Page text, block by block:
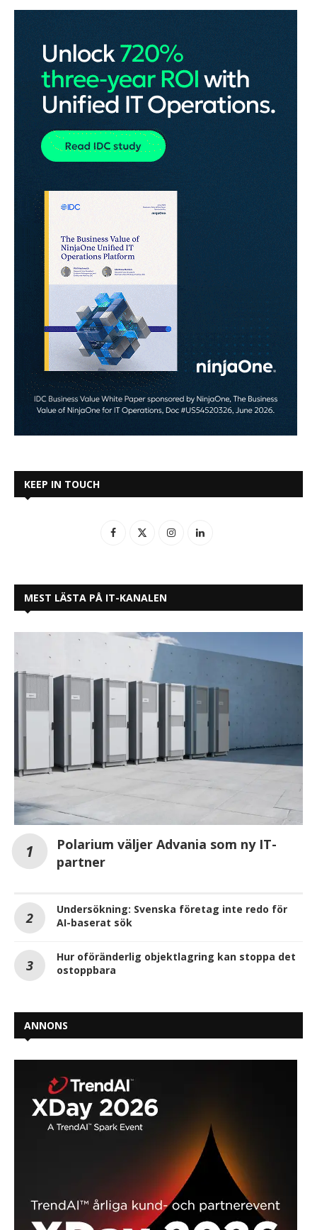
KEEP IN TOUCH
MEST LÄSTA PÅ IT-KANALEN
Polarium väljer Advania som ny IT-
partner
Undersökning: Svenska företag inte redo för
AI-baserat sök
Hur oföränderlig objektlagring kan stoppa det
ostoppbara
ANNONS